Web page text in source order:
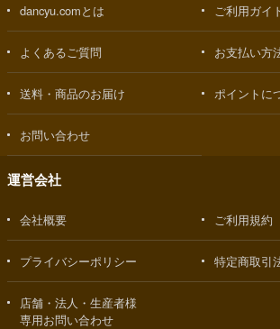
dancyu.comとは ご利用ガイ
よくあるご質問 お支払い方
送料・商品のお届け ポイントに
お問い合わせ
運営会社
会社概要 ご利用規約
プライバシーポリシー 特定商取引
店舗・法人・生産者様
専用お問い合わせ